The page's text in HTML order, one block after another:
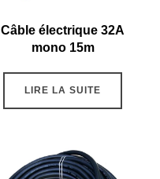
Câble électrique 32A
mono 15m
LIRE LA SUITE